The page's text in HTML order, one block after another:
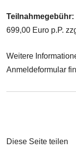
Teilnahmegebühr:
699,00 Euro p.P.
Weitere
Anmeldeformular
Diese Seite teilen